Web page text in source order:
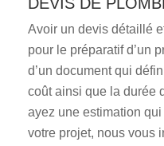
Avoir un devis détaillé
pour le préparatif d’un
d’un document qui
coût ainsi que la durée
ayez une estimation
votre projet, nous vous